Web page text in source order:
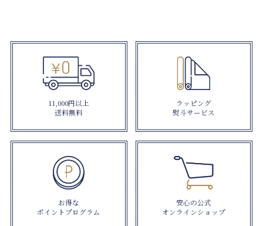
11,000円以上
送料無料
ラッピング
熨斗サービス
お得な
ポイントプログラム
安心の公式
オンラインショップ